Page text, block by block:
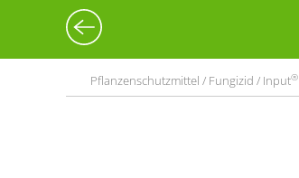
Pflanzenschutzmittel / Fungizid / Input®